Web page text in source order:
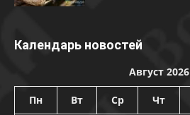
Календарь новостей
Август 2026
Пн Вт Ср Чт